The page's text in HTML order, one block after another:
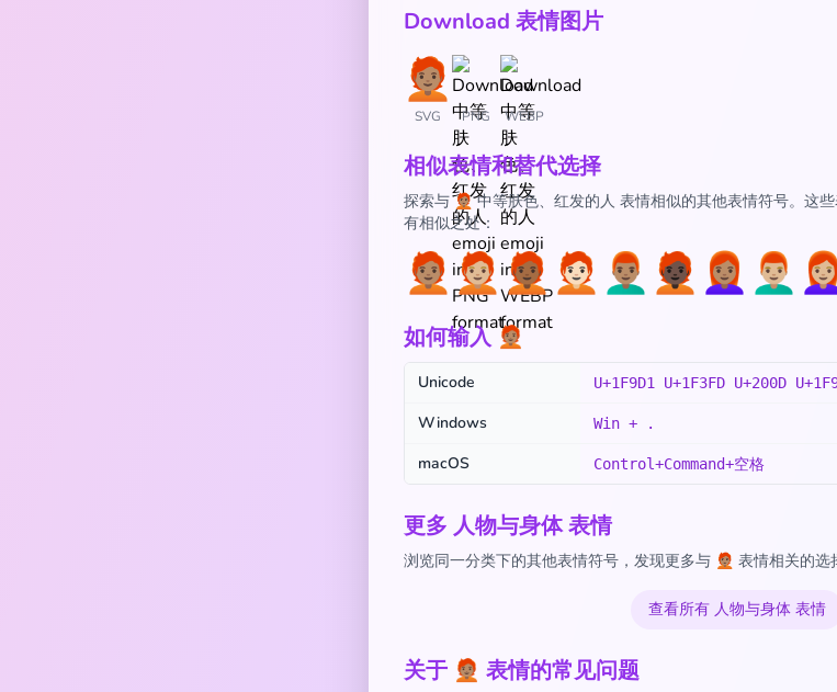
Download 表情图片
SVG PNG WEBP
相似表情和替代选择
探索与 🧑🏽‍🦰 中等肤色、红发的人 表情相似的其他表情符号。
有相似之处：
🧑🏽‍🦰🧑🏼‍🦰🧑🏾‍🦰🧑🏻‍🦰 👨🏽‍🦰 🧑🏿‍🦰 👩🏽‍🦰 👨🏼‍🦰
如何输入 🧑🏽‍🦰
Unicode U+1F9D1 U+1F3FD U+200D
Windows Win + .
macOS Control+Command+空格
更多 人物与身体 表情
浏览同一分类下的其他表情符号，发现更多与 🧑🏽‍🦰 表情相关的选
查看所有 人物与身体 表情
关于 🧑🏽‍🦰 表情的常见问题